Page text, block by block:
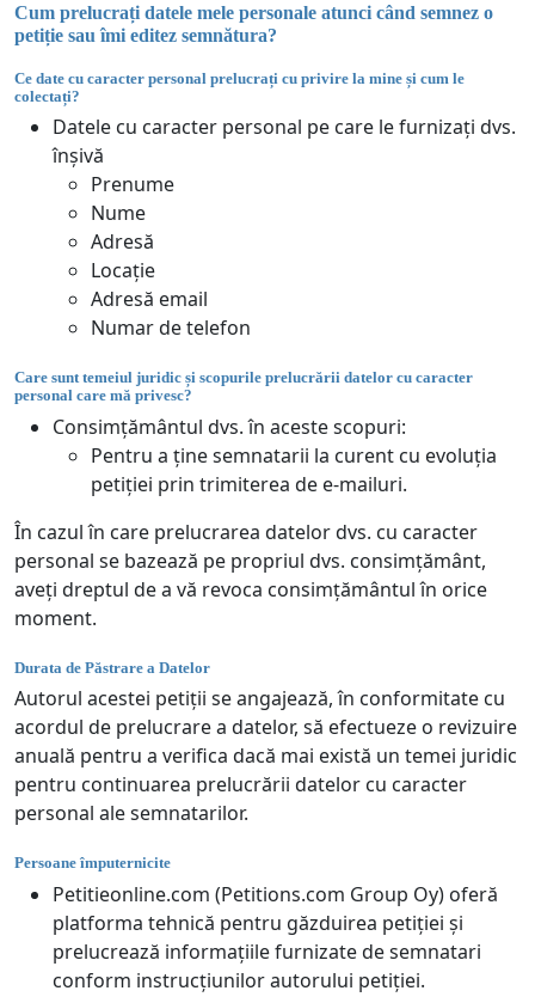
Cum prelucrați datele mele personale atunci când semnez o
petiție sau îmi editez semnătura?
Ce date cu caracter personal prelucrați cu privire la mine și cum le
colectați?
Datele cu caracter personal pe care le furnizați dvs.
înșivă
Prenume
Nume
Adresă
Locație
Adresă email
Numar de telefon
Care sunt temeiul juridic și scopurile prelucrării datelor cu caracter
personal care mă privesc?
Consimțământul dvs. în aceste scopuri:
Pentru a ține semnatarii la curent cu evoluția
petiției prin trimiterea de e-mailuri.
În cazul în care prelucrarea datelor dvs. cu caracter
personal se bazează pe propriul dvs. consimțământ,
aveți dreptul de a vă revoca consimțământul în orice
moment.
Durata de Păstrare a Datelor
Autorul acestei petiții se angajează, în conformitate cu
acordul de prelucrare a datelor, să efectueze o revizuire
anuală pentru a verifica dacă mai există un temei juridic
pentru continuarea prelucrării datelor cu caracter
personal ale semnatarilor.
Persoane împuternicite
Petitieonline.com (Petitions.com Group Oy) oferă
platforma tehnică pentru găzduirea petiției și
prelucrează informațiile furnizate de semnatari
conform instrucțiunilor autorului petiției.